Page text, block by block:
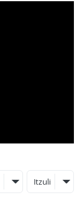
Itzuli